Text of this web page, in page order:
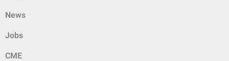
News
Jobs
CME